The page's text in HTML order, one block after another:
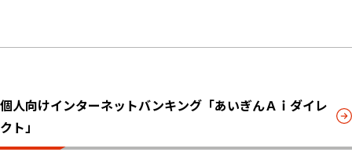
個人向けインターネットバンキング「あいぎんＡｉダイレ
クト」